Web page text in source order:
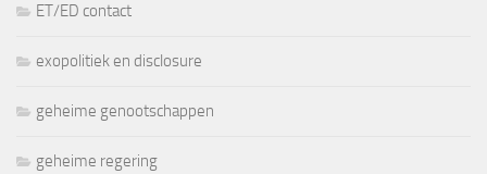
ET/ED contact
exopolitiek en disclosure
geheime genootschappen
geheime regering